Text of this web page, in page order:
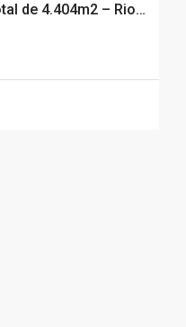
Vendo terreno com área total de 4.404m2 – Rio Bonito – Rancho Queimado (SC)